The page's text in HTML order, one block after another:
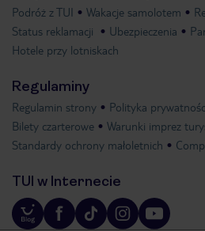
Podróż z TUI Wakacje samolotem
Status reklamacji
Ubezpieczenia
Hotele przy lotniskach
Regulaminy
Regulamin strony Polityka
Bilety czarterowe
Warunki imprez
Standardy ochrony małoletnich
TUI w Internecie